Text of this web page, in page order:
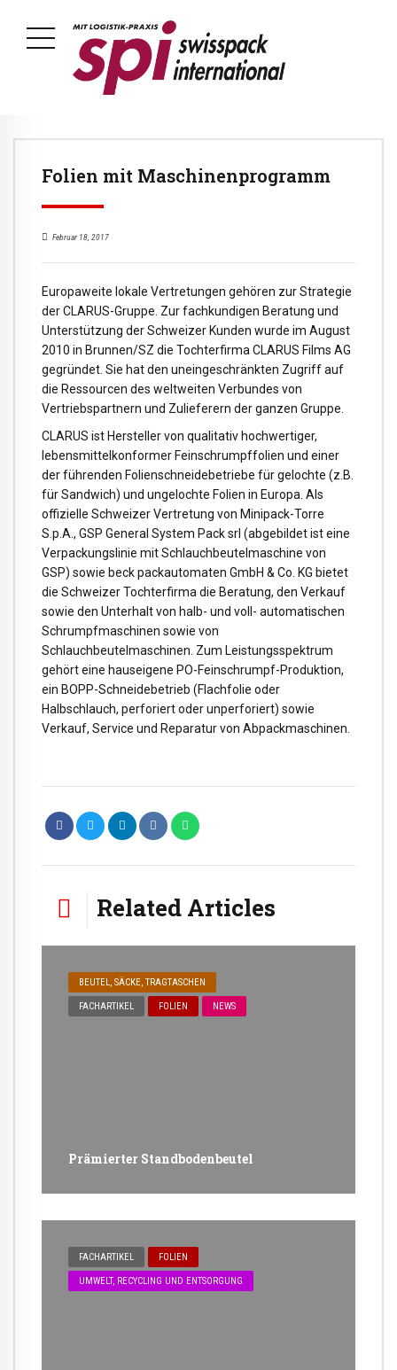
Folien mit Maschinenprogramm
Februar 18, 2017
Europaweite lokale Vertretungen gehören zur Strategie
der CLARUS-Gruppe. Zur fachkundigen Beratung und
Unterstützung der Schweizer Kunden wurde im August
2010 in Brunnen/SZ die Tochterfirma CLARUS Films AG
gegründet. Sie hat den uneingeschränkten Zugriff auf
die Ressourcen des weltweiten Verbundes von
Vertriebspartnern und Zulieferern der ganzen Gruppe.
CLARUS ist Hersteller von qualitativ hochwertiger,
lebensmittelkonformer Feinschrumpffolien und einer
der führenden Folienschneidebetriebe für gelochte (z.B.
für Sandwich) und ungelochte Folien in Europa. Als
offizielle Schweizer Vertretung von Minipack-Torre
S.p.A., GSP General System Pack srl (abgebildet ist eine
Verpackungslinie mit Schlauchbeutelmaschine von
GSP) sowie beck packautomaten GmbH & Co. KG bietet
die Schweizer Tochterfirma die Beratung, den Verkauf
sowie den Unterhalt von halb- und voll- automatischen
Schrumpfmaschinen sowie von
Schlauchbeutelmaschinen. Zum Leistungsspektrum
gehört eine hauseigene PO-Feinschrumpf-Produktion,
ein BOPP-Schneidebetrieb (Flachfolie oder
Halbschlauch, perforiert oder unperforiert) sowie
Verkauf, Service und Reparatur von Abpackmaschinen.
Related Articles
BEUTEL, SÄCKE, TRAGTASCHEN
FACHARTIKEL FOLIEN NEWS
Prämierter Standbodenbeutel
FACHARTIKEL FOLIEN
UMWELT, RECYCLING UND ENTSORGUNG